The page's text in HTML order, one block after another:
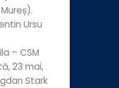
Ursu
– CSM
23 mai,
Stark